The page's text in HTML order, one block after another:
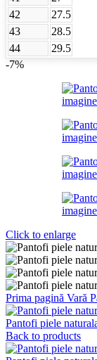
42
27.5
43
28.5
44
29.5
-7%
Click to enlarge
Prima pagină Vară
Pantofi piele
Back to products